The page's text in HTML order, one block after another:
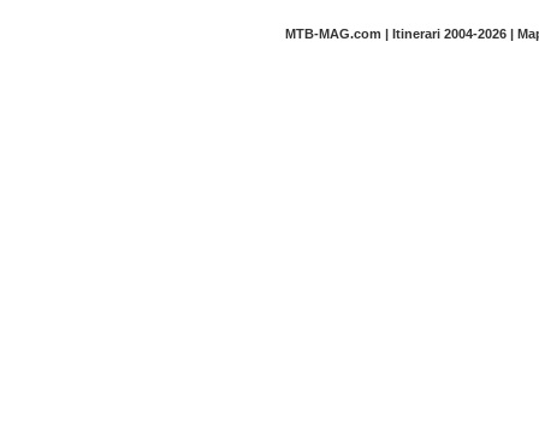
MTB-MAG.com | Itinerari 2004-2026 |